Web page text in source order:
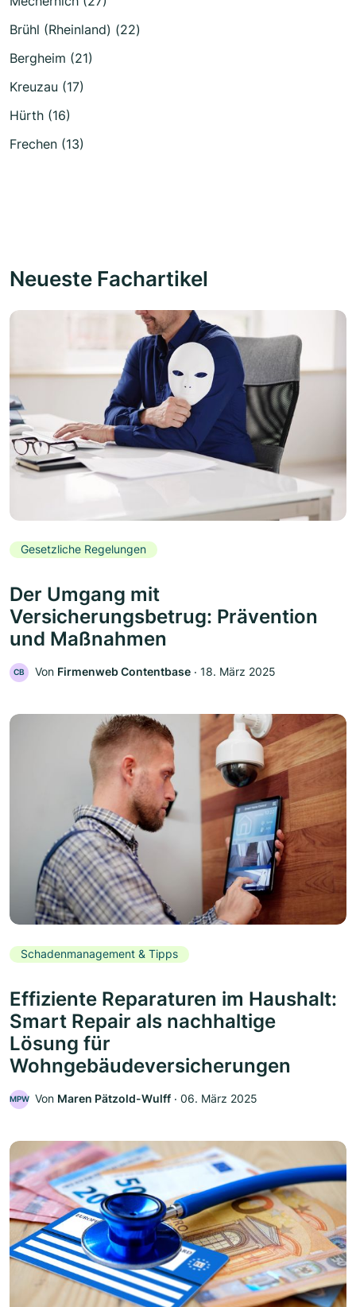
Brühl (Rheinland) (22)
Bergheim (21)
Kreuzau (17)
Hürth (16)
Frechen (13)
Neueste Fachartikel
Gesetzliche Regelungen
Der Umgang mit
Versicherungsbetrug: Prävention
und Maßnahmen
CB Von Firmenweb Contentbase ‧ 18. März 2025
Schadenmanagement & Tipps
Effiziente Reparaturen im Haushalt:
Smart Repair als nachhaltige
Lösung für
Wohngebäudeversicherungen
MPW Von Maren Pätzold-Wulff ‧ 06. März 2025